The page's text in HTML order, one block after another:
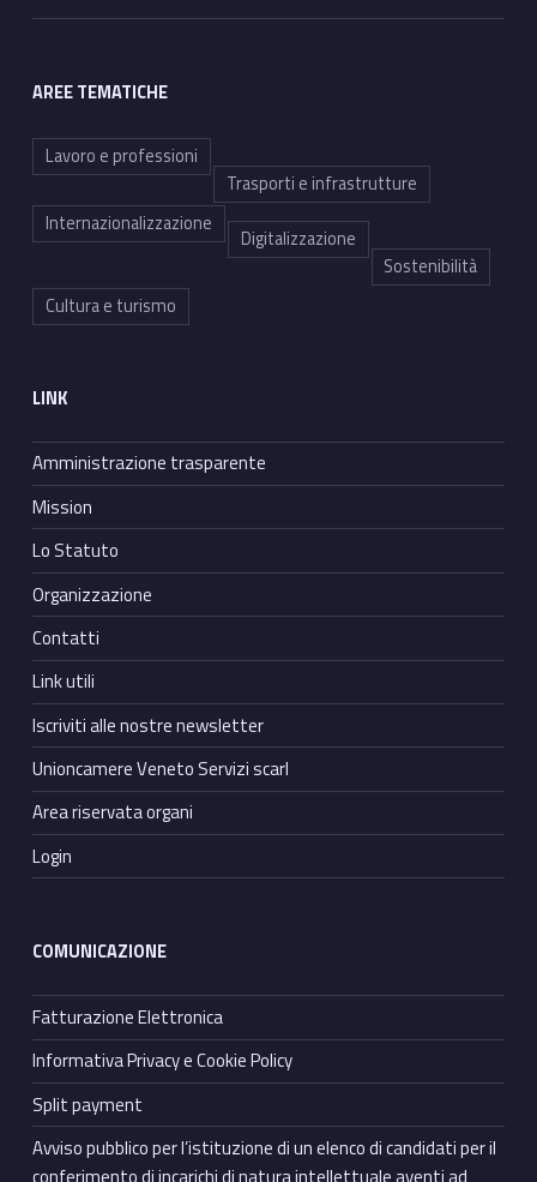
AREE TEMATICHE
Lavoro e professioni
Trasporti e infrastrutture
Internazionalizzazione
Digitalizzazione
Sostenibilità
Cultura e turismo
LINK
Amministrazione trasparente
Mission
Lo Statuto
Organizzazione
Contatti
Link utili
Iscriviti alle nostre newsletter
Unioncamere Veneto Servizi scarl
Area riservata organi
Login
COMUNICAZIONE
Fatturazione Elettronica
Informativa Privacy e Cookie Policy
Split payment
Avviso pubblico per l’istituzione di un elenco di candidati per il